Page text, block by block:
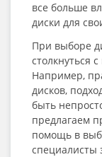
все больше
диски для
При выборе
столкнуться
Например,
дисков,
быть
предлагаем
помощь в
специалисты